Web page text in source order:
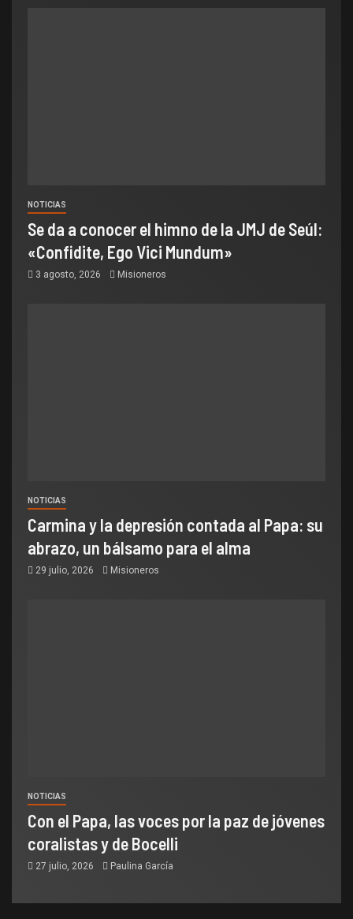
NOTICIAS
Se da a conocer el himno de la JMJ de Seúl:
«Confidite, Ego Vici Mundum»
3 agosto, 2026 Misioneros
NOTICIAS
Carmina y la depresión contada al Papa: su
abrazo, un bálsamo para el alma
29 julio, 2026 Misioneros
NOTICIAS
Con el Papa, las voces por la paz de jóvenes
coralistas y de Bocelli
27 julio, 2026 Paulina García